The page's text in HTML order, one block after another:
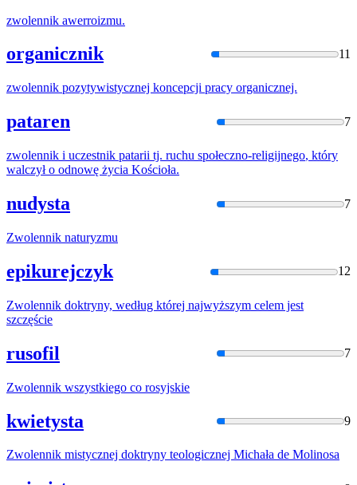
zwolennik awerroizmu.
organicznik 11
zwolennik pozytywistycznej koncepcji pracy organicznej.
pataren 7
zwolennik i uczestnik patarii tj. ruchu społeczno-religijnego, który
walczył o odnowę życia Kościoła.
nudysta 7
Zwolennik naturyzmu
epikurejczyk 12
Zwolennik doktryny, według której najwyższym celem jest
szczęście
rusofil 7
Zwolennik wszystkiego co rosyjskie
kwietysta 9
Zwolennik mistycznej doktryny teologicznej Michała de Molinosa